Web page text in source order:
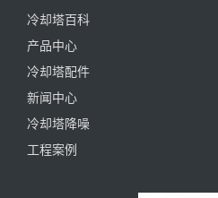
冷却塔百科
产品中心
冷却塔配件
新闻中心
冷却塔降噪
工程案例